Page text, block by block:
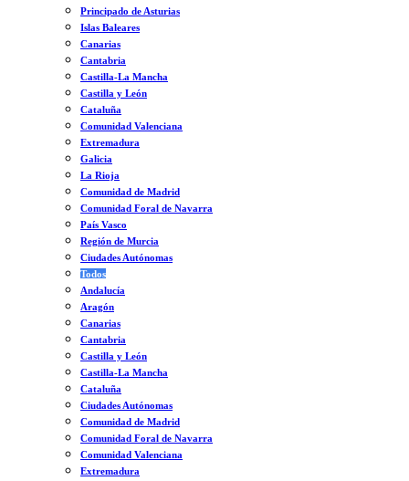
Principado de Asturias
Islas Baleares
Canarias
Cantabria
Castilla-La Mancha
Castilla y León
Cataluña
Comunidad Valenciana
Extremadura
Galicia
La Rioja
Comunidad de Madrid
Comunidad Foral de Navarra
País Vasco
Región de Murcia
Ciudades Autónomas
Todos
Andalucía
Aragón
Canarias
Cantabria
Castilla y León
Castilla-La Mancha
Cataluña
Ciudades Autónomas
Comunidad de Madrid
Comunidad Foral de Navarra
Comunidad Valenciana
Extremadura